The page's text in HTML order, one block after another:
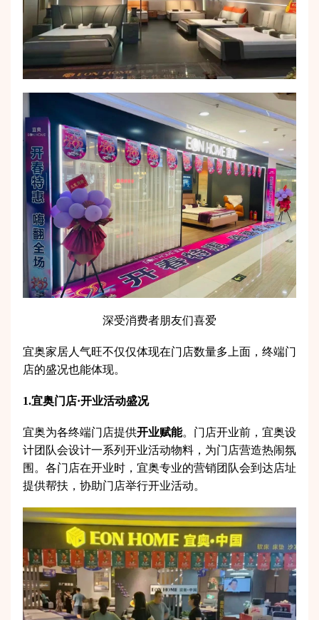
深受消费者朋友们喜爱
宜奥家居人气旺不仅仅体现在门店数量多上面，终端门
店的盛况也能体现。
1.宜奥门店·开业活动盛况
宜奥为各终端门店提供开业赋能。门店开业前，宜奥设
计团队会设计一系列开业活动物料，为门店营造热闹氛
围。各门店在开业时，宜奥专业的营销团队会到达店址
提供帮扶，协助门店举行开业活动。